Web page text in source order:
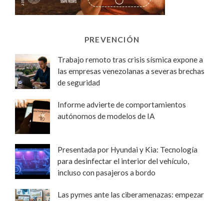
PREVENCIÓN
Trabajo remoto tras crisis sísmica expone a
las empresas venezolanas a severas brechas
de seguridad
Informe advierte de comportamientos
autónomos de modelos de IA
Presentada por Hyundai y Kia: Tecnología
para desinfectar el interior del vehículo,
incluso con pasajeros a bordo
Las pymes ante las ciberamenazas: empezar